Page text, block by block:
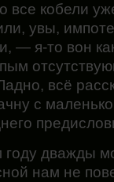
все кобели
увы,
— я-то вон
всё
с
дважды
нам не